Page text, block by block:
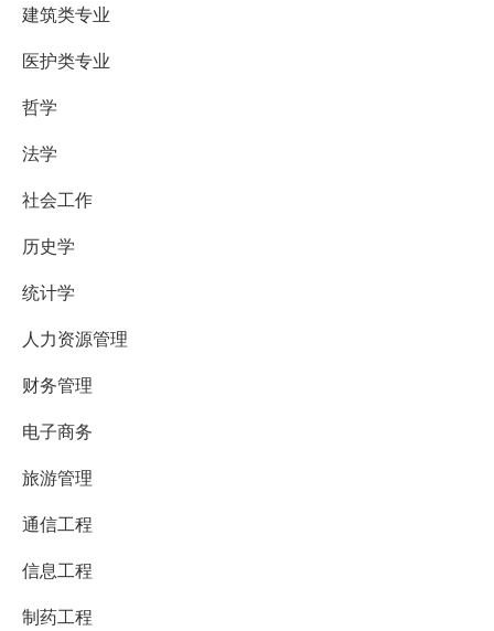
建筑类专业
医护类专业
哲学
法学
社会工作
历史学
统计学
人力资源管理
财务管理
电子商务
旅游管理
通信工程
信息工程
制药工程